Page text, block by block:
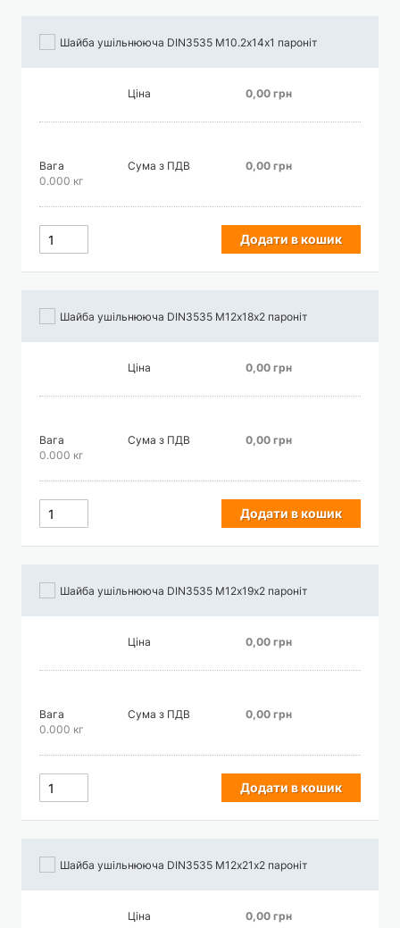
Шайба ушільнююча DIN3535 М10.2х14х1 пароніт
Ціна 0,00 грн
Вага
0.000 кг
Сума з ПДВ 0,00 грн
Додати в кошик
Шайба ушільнююча DIN3535 М12х18х2 пароніт
Ціна 0,00 грн
Вага
0.000 кг
Сума з ПДВ 0,00 грн
Додати в кошик
Шайба ушільнююча DIN3535 М12х19х2 пароніт
Ціна 0,00 грн
Вага
0.000 кг
Сума з ПДВ 0,00 грн
Додати в кошик
Шайба ушільнююча DIN3535 М12х21х2 пароніт
Ціна 0,00 грн